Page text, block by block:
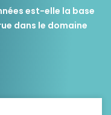
est-elle la base
dans le domaine